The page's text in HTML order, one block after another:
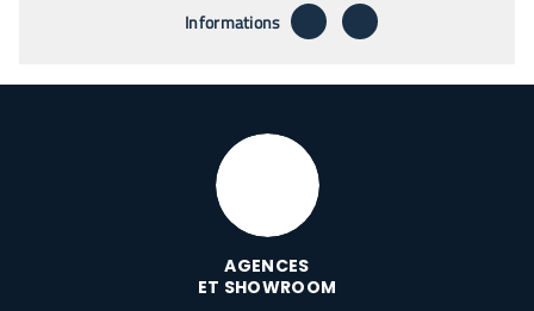
Informations téléchargerenvoyer par email
AGENCES
ET SHOWROOM